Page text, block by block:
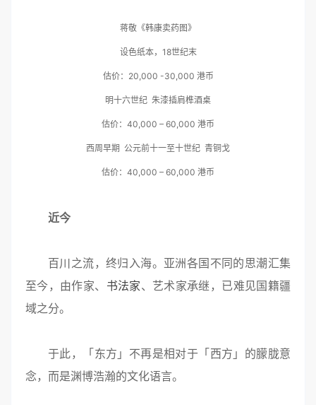
蒋敬《韩康卖药图》
设色纸本，18世纪末
估价：20,000 -30,000 港币
明十六世纪 朱漆插肩榫酒桌
估价：40,000 – 60,000 港币
西周早期 公元前十一至十世纪 青铜戈
估价：40,000 – 60,000 港币
近今
百川之流，终归入海。亚洲各国不同的思潮汇集
至今，由作家、 书法家、艺术家承继，已难见国籍疆
域之分。
于此，「东方」不再是相对于「西方」的朦胧意
念，而是渊博浩瀚的文化语言。